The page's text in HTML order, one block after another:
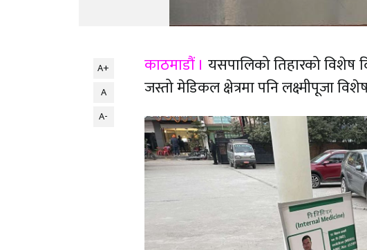
A+
A
A-
काठमाडौं । यसपालिको तिहारको विशेष
जस्तो मेडिकल क्षेत्रमा पनि लक्ष्मीपूजा